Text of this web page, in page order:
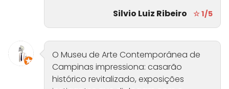
Silvio Luiz Ribeiro
☆ 1/5
O Museu de Arte Contemporânea de
Campinas impressiona: casarão
histórico revitalizado, exposições